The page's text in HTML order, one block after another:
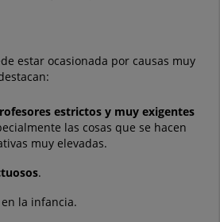
estar ocasionada por causas muy
estrictos y muy exigentes
las cosas que se hacen
muy elevadas.
.
en la infancia.